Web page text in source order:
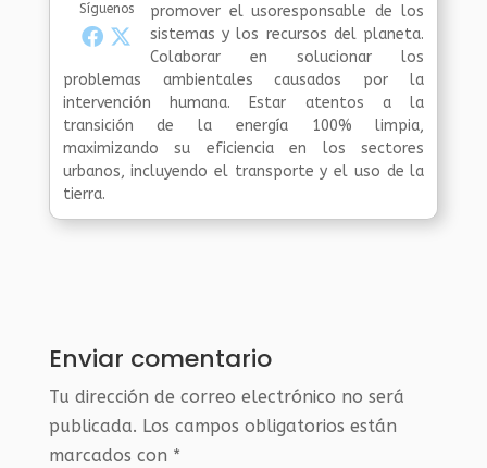
Síguenos
promover el usoresponsable de los
sistemas y los recursos del planeta.
Colaborar en solucionar los
problemas ambientales causados por la
intervención humana. Estar atentos a la
transición de la energía 100% limpia,
maximizando su eficiencia en los sectores
urbanos, incluyendo el transporte y el uso de la
tierra.
Enviar comentario
Tu dirección de correo electrónico no será
publicada. Los campos obligatorios están
marcados con *